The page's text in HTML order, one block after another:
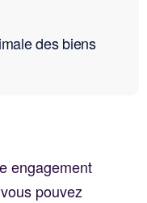
des biens
engagement
pouvez